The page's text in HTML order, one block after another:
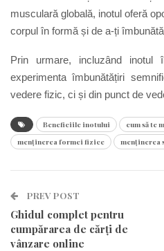
musculară globală, inotul oferă
corpul în formă și de a-ți
Prin urmare, incluzând
experimenta îmbunătățiri
vedere fizic, ci și din punct de
Beneficiile inotului cum să te
menținerea formei fizice
menținerea
PREV POST
Ghidul complet pentru
cumpărarea de cărți de
vânzare online